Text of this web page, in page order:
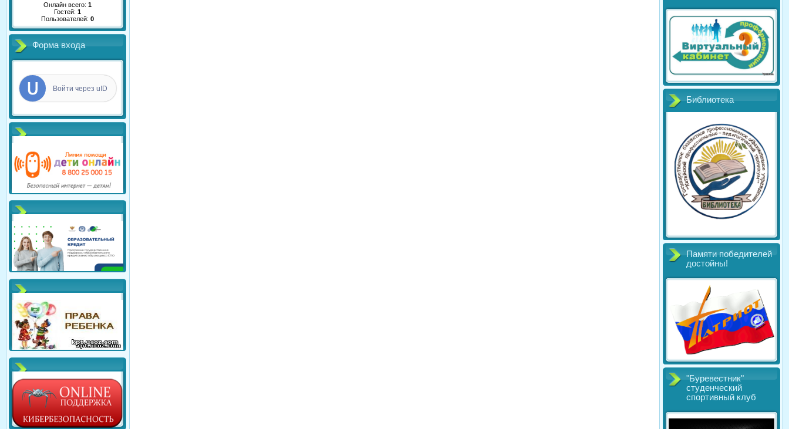
Онлайн всего: 1
Гостей: 1
Пользователей: 0
Форма входа
Войти через uID
Библиотека
Памяти победителей
достойны!
"Буревестник"
студенческий
спортивный клуб